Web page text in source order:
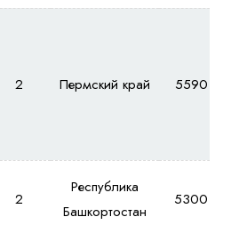
2 Пермский край 5590
2
Республика
Башкортостан
5300